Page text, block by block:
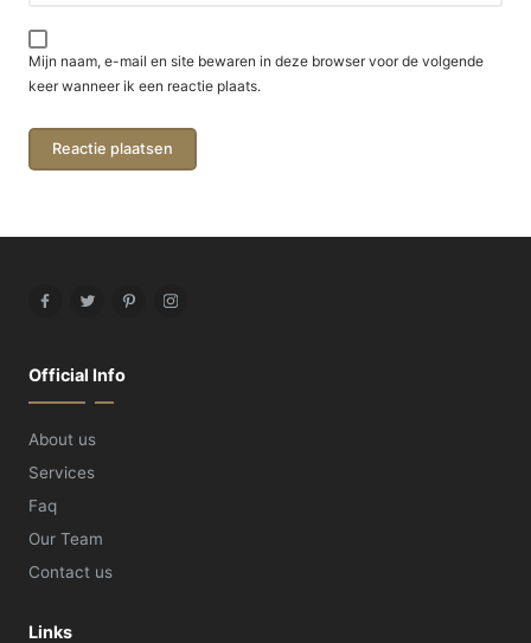
Mijn naam, e-mail en site bewaren in deze browser voor de volgende
keer wanneer ik een reactie plaats.
FacebookTwitterPinterestInstagram
Official Info
About us
Services
Faq
Our Team
Contact us
Links